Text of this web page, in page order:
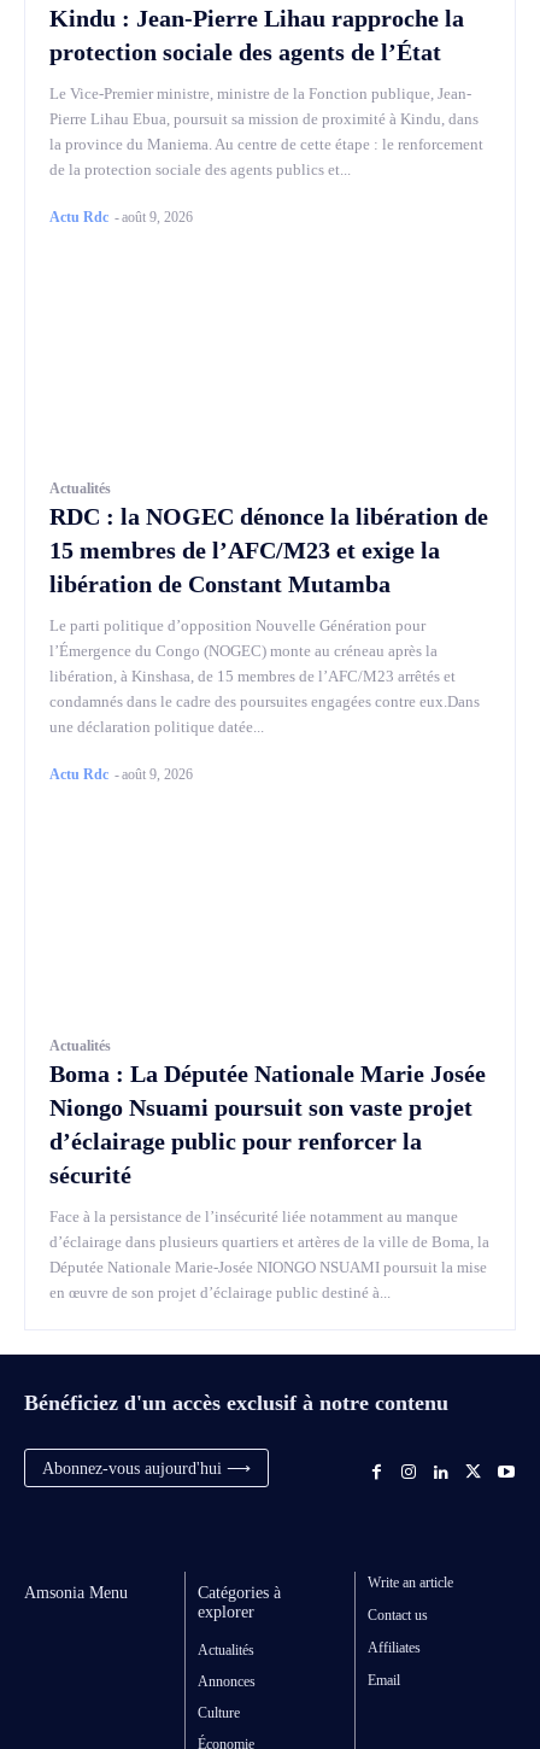
Kindu : Jean-Pierre Lihau rapproche la
protection sociale des agents de l’État
Le Vice-Premier ministre, ministre de la Fonction publique, Jean-
Pierre Lihau Ebua, poursuit sa mission de proximité à Kindu, dans
la province du Maniema. Au centre de cette étape : le renforcement
de la protection sociale des agents publics et...
Actu Rdc -août 9, 2026
Actualités
RDC : la NOGEC dénonce la libération de
15 membres de l’AFC/M23 et exige la
libération de Constant Mutamba
Le parti politique d’opposition Nouvelle Génération pour
l’Émergence du Congo (NOGEC) monte au créneau après la
libération, à Kinshasa, de 15 membres de l’AFC/M23 arrêtés et
condamnés dans le cadre des poursuites engagées contre eux.Dans
une déclaration politique datée...
Actu Rdc -août 9, 2026
Actualités
Boma : La Députée Nationale Marie Josée
Niongo Nsuami poursuit son vaste projet
d’éclairage public pour renforcer la
sécurité
Face à la persistance de l’insécurité liée notamment au manque
d’éclairage dans plusieurs quartiers et artères de la ville de Boma, la
Députée Nationale Marie-Josée NIONGO NSUAMI poursuit la mise
en œuvre de son projet d’éclairage public destiné à...
Bénéficiez d'un accès exclusif à notre contenu
Abonnez-vous aujourd'hui ⟶
Amsonia Menu
Catégories à
explorer
Actualités
Annonces
Culture
Économie
Write an article
Contact us
Affiliates
Email